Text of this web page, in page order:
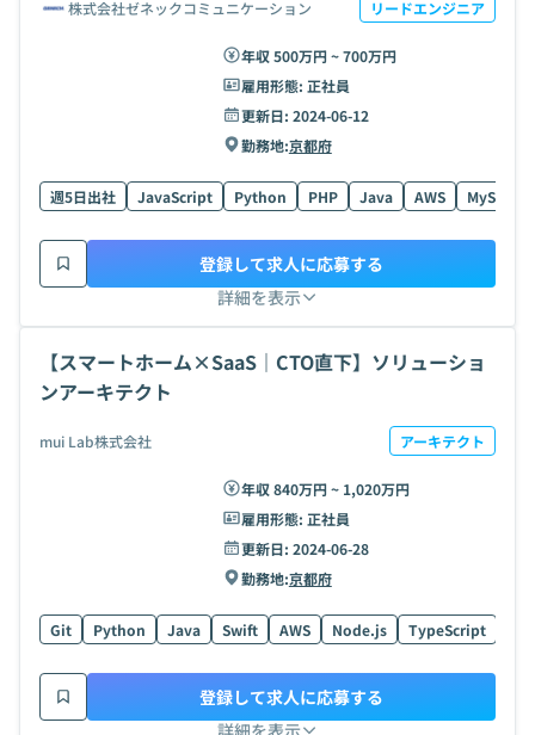
株式会社ゼネックコミュニケーション リードエンジニア
年収 500万円 ~ 700万円
雇用形態: 正社員
更新日: 2024-06-12
勤務地:京都府
週5日出社 JavaScript Python PHP Java AWS MySQL
詳細を表示
登録して求人に応募する
【スマートホーム×SaaS｜CTO直下】ソリューショ
ンアーキテクト
mui Lab株式会社 アーキテクト
年収 840万円 ~ 1,020万円
雇用形態: 正社員
更新日: 2024-06-28
勤務地:京都府
Git Python Java Swift AWS Node.js TypeScript
詳細を表示
登録して求人に応募する